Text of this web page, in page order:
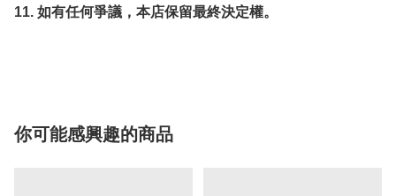
11. 如有任何爭議，本店保留最終決定權。
你可能感興趣的商品